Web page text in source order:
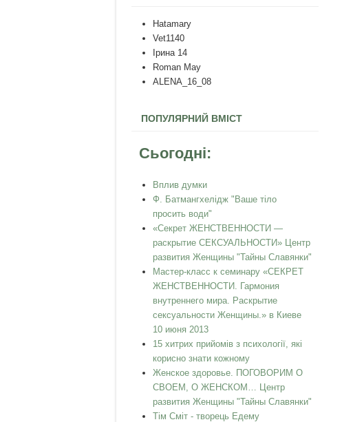
Hatamary
Vet1140
Ірина 14
Roman May
ALENA_16_08
ПОПУЛЯРНИЙ ВМІСТ
Сьогодні:
Вплив думки
Ф. Батмангхелідж "Ваше тіло
просить води"
«Секрет ЖЕНСТВЕННОСТИ —
раскрытие СЕКСУАЛЬНОСТИ» Центр
развития Женщины "Тайны Славянки"
Мастер-класс к семинару «СЕКРЕТ
ЖЕНСТВЕННОСТИ. Гармония
внутреннего мира. Раскрытие
сексуальности Женщины.» в Киеве
10 июня 2013
15 хитрих прийомів з психології, які
корисно знати кожному
Женское здоровье. ПОГОВОРИМ О
СВОЕМ, О ЖЕНСКОМ… Центр
развития Женщины "Тайны Славянки"
Тім Сміт - творець Едему